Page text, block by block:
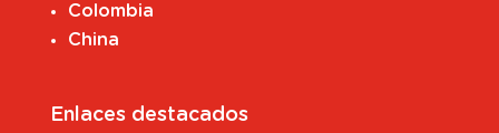
Colombia
China
Enlaces destacados